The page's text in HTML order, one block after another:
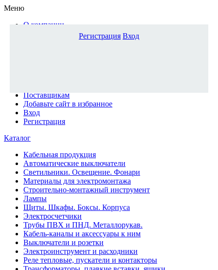
Меню
О компании
Доставка и оплата
Поставщикам
Добавьте сайт в избранное
Вход
Регистрация
Каталог
Кабельная продукция
Автоматические выключатели
Светильники. Освещение. Фонари
Материалы для электромонтажа
Строительно-монтажный инструмент
Лампы
Щиты. Шкафы. Боксы. Корпуса
Электросчетчики
Трубы ПВХ и ПНД. Металлорукав.
Кабель-каналы и аксессуары к ним
Выключатели и розетки
Электроинструмент и расходники
Реле тепловые, пускатели и контакторы
Регистрация Вход